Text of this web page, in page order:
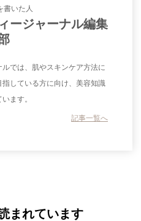
書いた人
ージャーナル編集
では、肌やスキンケア方法に
している方に向け、美容知識
ます。
記事一覧へ
まれています